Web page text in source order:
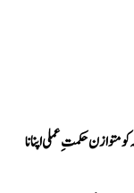
متوازن حکمتِ عملی اپنانا